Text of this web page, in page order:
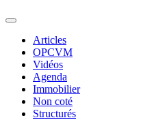
Articles
OPCVM
Vidéos
Agenda
Immobilier
Non coté
Structurés